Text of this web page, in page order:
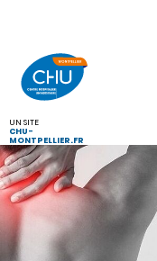
UN SITE
CHU-
MONTPELLIER.FR